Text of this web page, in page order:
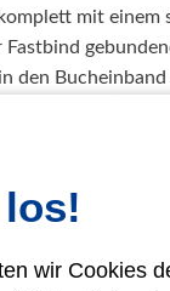
mit einem
Fastbind
den
gebundenen
zu
Vorsatzblättern
wird.
wir Cookies